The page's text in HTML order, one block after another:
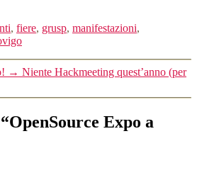
, fiere, grusp, manifestazioni,
→ Niente Hackmeeting quest’anno (per
Expo a